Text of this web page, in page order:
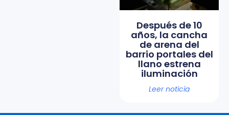
Después de 10
años, la cancha
de arena del
barrio portales del
llano estrena
iluminación
Leer noticia